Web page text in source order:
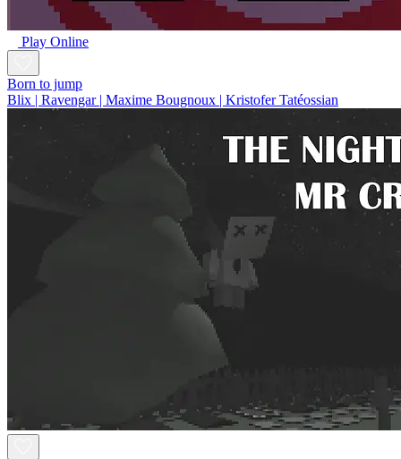
Play Online
Born to jump
Blix | Ravengar | Maxime Bougnoux | Kristofer Tatéossian